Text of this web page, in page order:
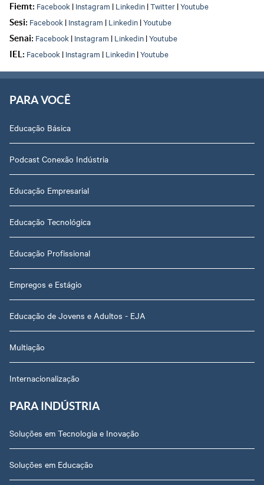
Fiemt: Facebook | Instagram | Linkedin |Twitter |Youtube
Sesi: Facebook | Instagram | Linkedin |Youtube
Senai: Facebook | Instagram | Linkedin |Youtube
IEL: Facebook | Instagram | Linkedin |Youtube
PARA VOCÊ
Educação Básica
Podcast Conexão Indústria
Educação Empresarial
Educação Tecnológica
Educação Profissional
Empregos e Estágio
Educação de Jovens e Adultos - EJA
Multiação
Internacionalização
PARA INDÚSTRIA
Soluções em Tecnologia e Inovação
Soluções em Educação